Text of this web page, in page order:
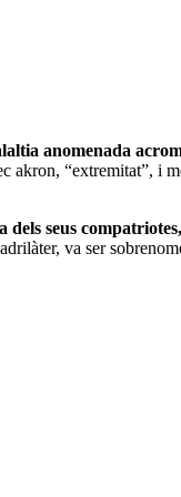
anomenada
akron, “extremitat”, i
seus
va ser